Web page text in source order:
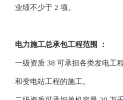
业绩不少于 2 项。
电力施工总承包工程范围 ：
一级资质 38 可承担各类发电工
和变电站工程的施工。